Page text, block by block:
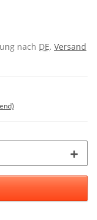
nach DE. Versand